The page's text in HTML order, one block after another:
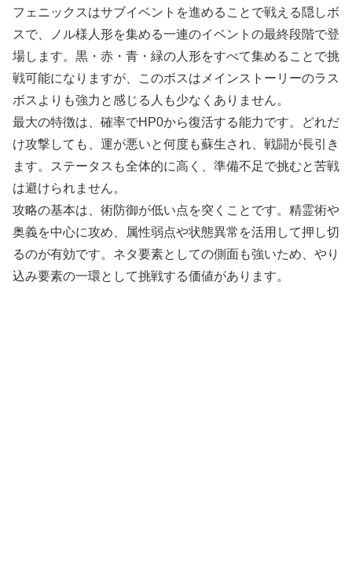
フェニックスはサブイベントを進めることで戦える隠しボ
スで、ノル様人形を集める一連のイベントの最終段階で登
場します。黒・赤・青・緑の人形をすべて集めることで挑
戦可能になりますが、このボスはメインストーリーのラス
ボスよりも強力と感じる人も少なくありません。
最大の特徴は、確率でHP0から復活する能力です。どれだ
け攻撃しても、運が悪いと何度も蘇生され、戦闘が長引き
ます。ステータスも全体的に高く、準備不足で挑むと苦戦
は避けられません。
攻略の基本は、術防御が低い点を突くことです。精霊術や
奥義を中心に攻め、属性弱点や状態異常を活用して押し切
るのが有効です。ネタ要素としての側面も強いため、やり
込み要素の一環として挑戦する価値があります。